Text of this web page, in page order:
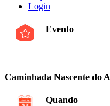
Login
Evento
Caminhada Nascente do
Quando